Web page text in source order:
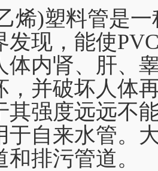
烯)塑料管是
发现，能使
体内肾、肝、
，并破坏人体
其强度远远不
于自来水管。
排污管道。